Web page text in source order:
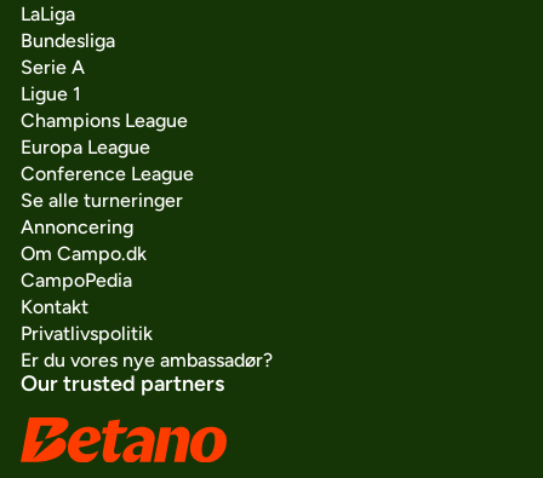
LaLiga
Bundesliga
Serie A
Ligue 1
Champions League
Europa League
Conference League
Se alle turneringer
Annoncering
Om Campo.dk
CampoPedia
Kontakt
Privatlivspolitik
Er du vores nye ambassadør?
Our trusted partners